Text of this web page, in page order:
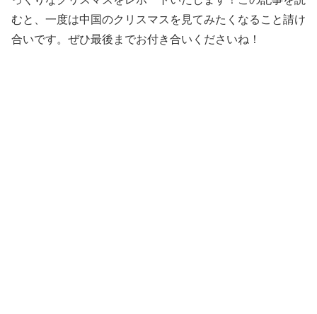
むと、一度は中国のクリスマスを見てみたくなること請け
合いです。ぜひ最後までお付き合いくださいね！